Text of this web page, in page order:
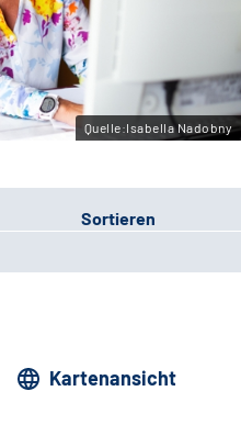
Quelle:Isabella Nadobny
Sortieren
Kartenansicht